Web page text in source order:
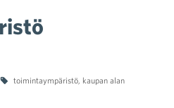
toimintaympäristö, kaupan alan